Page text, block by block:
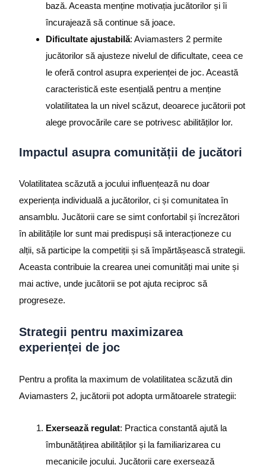
bază. Aceasta menține motivația jucătorilor și îi
încurajează să continue să joace.
Dificultate ajustabilă: Aviamasters 2 permite
jucătorilor să ajusteze nivelul de dificultate, ceea ce
le oferă control asupra experienței de joc. Această
caracteristică este esențială pentru a menține
volatilitatea la un nivel scăzut, deoarece jucătorii pot
alege provocările care se potrivesc abilităților lor.
Impactul asupra comunității de jucători
Volatilitatea scăzută a jocului influențează nu doar
experiența individuală a jucătorilor, ci și comunitatea în
ansamblu. Jucătorii care se simt confortabil și încrezători
în abilitățile lor sunt mai predispuși să interacționeze cu
alții, să participe la competiții și să împărtășească strategii.
Aceasta contribuie la crearea unei comunități mai unite și
mai active, unde jucătorii se pot ajuta reciproc să
progreseze.
Strategii pentru maximizarea
experienței de joc
Pentru a profita la maximum de volatilitatea scăzută din
Aviamasters 2, jucătorii pot adopta următoarele strategii:
Exersează regulat: Practica constantă ajută la
îmbunătățirea abilităților și la familiarizarea cu
mecanicile jocului. Jucătorii care exersează